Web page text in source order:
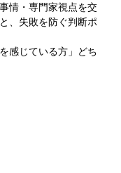
情・専門家視点を交
、失敗を防ぐ判断ポ
感じている方」どち